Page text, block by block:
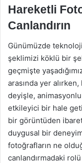
Hareketli
Canlandırın
Günümüzde
şeklimizi köklü bir
geçmişte
arasında yer
deyişle, animasyonlu
etkileyici bir hale
bir görüntüden
duygusal bir
fotoğrafların ne
canlandırmadaki